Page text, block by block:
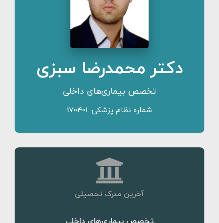
دکتر محمدرضا سبزی
تخصص بیماری‌های داخلی
شماره نظام پزشکی: 170401
آخرین مدرک تحصیلی